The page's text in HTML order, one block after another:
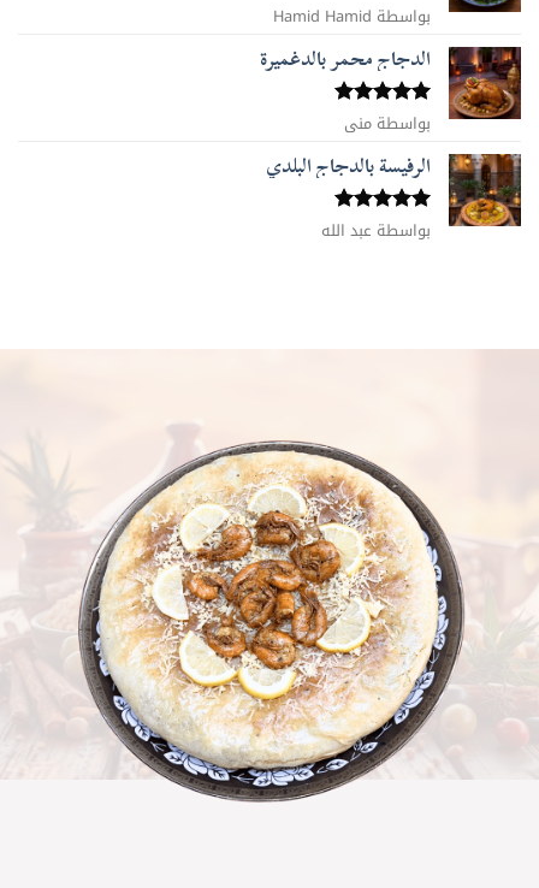
تم التقييم
5من 5
بواسطة Hamid Hamid
الدجاج محمر بالدغميرة
تم التقييم
5من 5
بواسطة منى
الرفيسة بالدجاج البلدي
تم التقييم
5من 5
بواسطة عبد الله